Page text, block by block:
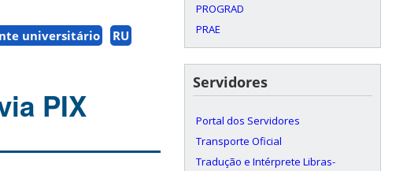
universitário RU
PIX
PROGRAD
PRAE
Servidores
Portal dos Servidores
Transporte Oficial
Tradução e Intérprete Libras-